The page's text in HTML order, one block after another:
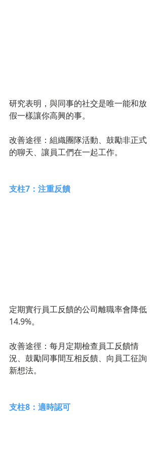
研究表明，與同事的社交是唯一能和放
假一樣讓你高興的事。
改善途徑：組織團隊活動、鼓勵非正式
的聊天、讓員工們在一起工作。
支柱7：注重反饋
定期實行員工反饋的公司離職率會降低
14.9%。
改善途徑：每月定期檢查員工反饋情
況、鼓勵同事間互相反饋、向員工征詢
新想法。
支柱8：適時認可